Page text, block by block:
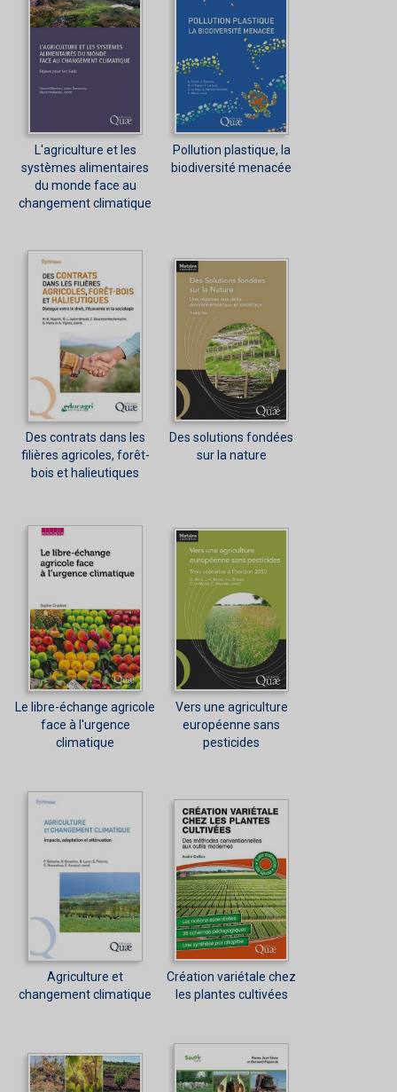
L'agriculture et les
systèmes alimentaires
du monde face au
changement climatique
Pollution plastique, la
biodiversité menacée
Des contrats dans les
filières agricoles, forêt-
bois et halieutiques
Des solutions fondées
sur la nature
Le libre-échange agricole
face à l'urgence
climatique
Vers une agriculture
européenne sans
pesticides
Agriculture et
changement climatique
Création variétale chez
les plantes cultivées